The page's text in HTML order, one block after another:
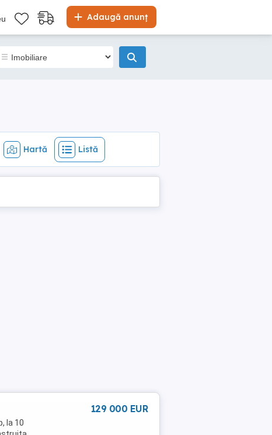
Adaugă anunț
Hartă Listă
Hartă Listă
la 10
129 000 EUR